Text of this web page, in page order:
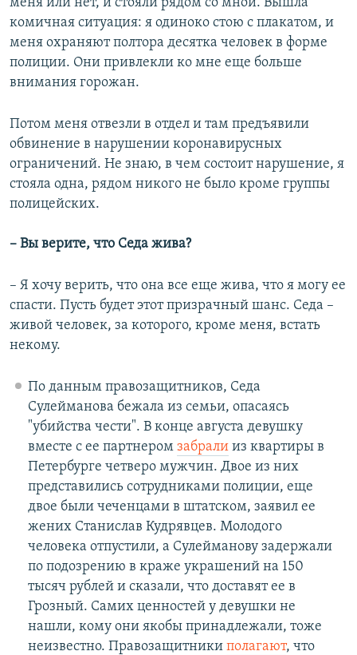
комичная ситуация: я одиноко стою с плакатом, и
меня охраняют полтора десятка человек в форме
полиции. Они привлекли ко мне еще больше
внимания горожан.
Потом меня отвезли в отдел и там предъявили
обвинение в нарушении коронавирусных
ограничений. Не знаю, в чем состоит нарушение, я
стояла одна, рядом никого не было кроме группы
полицейских.
– Вы верите, что Седа жива?
– Я хочу верить, что она все еще жива, что я могу ее
спасти. Пусть будет этот призрачный шанс. Седа –
живой человек, за которого, кроме меня, встать
некому.
По данным правозащитников, Седа
Сулейманова бежала из семьи, опасаясь
"убийства чести". В конце августа девушку
вместе с ее партнером забралииз квартиры в
Петербурге четверо мужчин. Двое из них
представились сотрудниками полиции, еще
двое были чеченцами в штатском, заявил ее
жених Станислав Кудрявцев. Молодого
человека отпустили, а Сулейманову задержали
по подозрению в краже украшений на 150
тысяч рублей и сказали, что доставят ее в
Грозный. Самих ценностей у девушки не
нашли, кому они якобы принадлежали, тоже
неизвестно. Правозащитники полагают, что